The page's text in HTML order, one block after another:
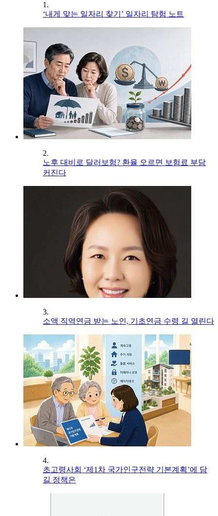
1.
‘내게 맞는 일자리 찾기’ 일자리 탐험 노트
2.
노후 대비로 달러보험? 환율 오르면 보험료 부담
커진다
3.
소액 직역연금 받는 노인, 기초연금 수령 길 열린다
4.
초고령사회 ‘제1차 국가인구전략 기본계획’에 담
길 정책은